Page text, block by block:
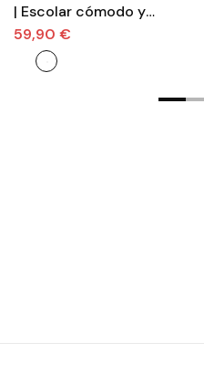
| Escolar cómodo y
respetuoso
59,90 €